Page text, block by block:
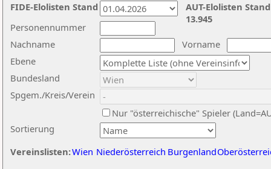
Nachname
Vorname
Ebene
Sortierung
Personennummer
Bundesland
Spgem./Kreis/Verein
Nur "österreichische" Spieler
Vereinslisten:Wien Niederösterreich Burgenland
AUT-Elolisten
13.945
FIDE-Elolisten Stand